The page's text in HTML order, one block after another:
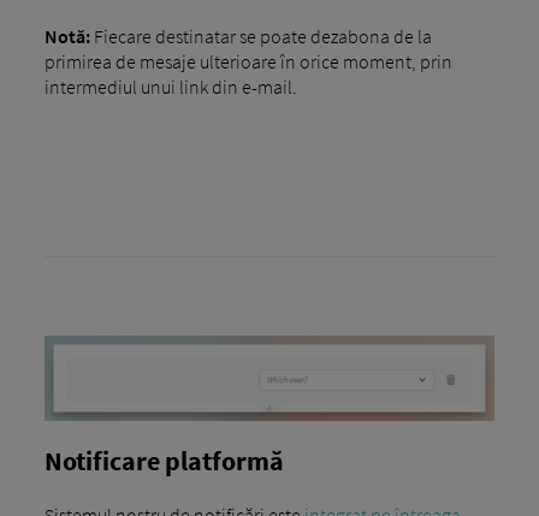
Notă:Fiecare destinatar se poate dezabona de la
primirea de mesaje ulterioare în orice moment, prin
intermediul unui link din e-mail.
Notificare platformă